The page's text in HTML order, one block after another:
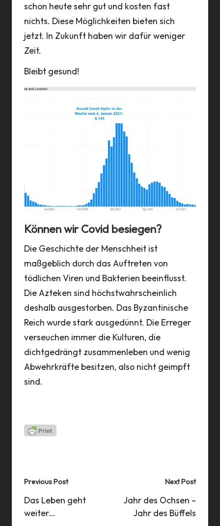
schon heute sehr gut und kosten fast
nichts. Diese Möglichkeiten bieten sich
jetzt. In Zukunft haben wir dafür weniger
Zeit.
Bleibt gesund!
Können wir Covid besiegen?
Die Geschichte der Menschheit ist
maßgeblich durch das Auftreten von
tödlichen Viren und Bakterien beeinflusst.
Die Azteken sind höchstwahrscheinlich
deshalb ausgestorben. Das Byzantinische
Reich wurde stark ausgedünnt. Die Erreger
verseuchen immer die Kulturen, die
dichtgedrängt zusammenleben und wenig
Abwehrkräfte besitzen, also nicht geimpft
sind.
Post
navigation
Previous Post
Das Leben geht
weiter…
Next Post
Jahr des Ochsen –
Jahr des Büffels